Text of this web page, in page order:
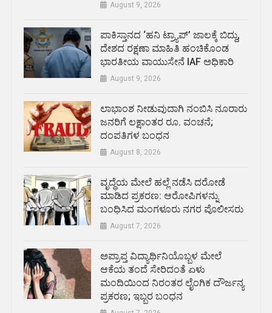
August 9, 2026
ಪಾಕಿಸ್ತಾನದ ‘ಹನಿ ಟ್ರ್ಯಾಪ್’ ಜಾಲಕ್ಕೆ ಬಿದ್ದು,
ದೇಶದ ರಕ್ಷಣಾ ಮಾಹಿತಿ ಹಂಚಿಕೊಂಡ
ಭಾರತೀಯ ವಾಯುಸೇನೆ IAF ಅಧಿಕಾರಿ
August 9, 2026
ಲಾಭಾಂಶ ನೀಡುವುದಾಗಿ ನಂಬಿಸಿ ನೂರಾರು
ಜನರಿಗೆ ಲಕ್ಷಾಂತರ ರೂ. ವಂಚನೆ;
ದಂಪತಿಗಳ ಬಂಧನ
August 8, 2026
ವೃದ್ಧೆಯ ಮೇಲೆ ಹಲ್ಲೆ ನಡೆಸಿ ದರೋಡೆ
ಮಾಡಿದ ಪ್ರಕರಣ: ಆರೋಪಿಗಳನ್ನು
ಬಂಧಿಸಿದ ಮಂಗಳೂರು ನಗರ ಪೊಲೀಸರು
August 7, 2026
ಅಪ್ರಾಪ್ತ ವಿದ್ಯಾರ್ಥಿನಿಯೊಬ್ಬಳ ಮೇಲೆ
ಆಕೆಯ ತಂದೆ ಸೇರಿದಂತೆ ಏಳು
ಮಂದಿಯಿಂದ ನಿರಂತರ ಲೈಂಗಿಕ ದೌರ್ಜನ್ಯ
ಪ್ರಕರಣ; ಇಬ್ಬರ ಬಂಧನ